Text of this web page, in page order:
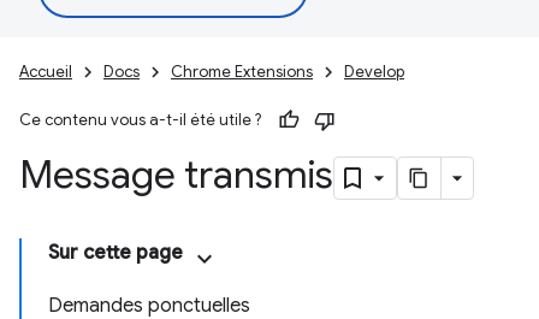
Accueil Docs Chrome Extensions Develop
Ce contenu vous a-t-il été utile ?
Message transmis
Sur cette page
Demandes ponctuelles